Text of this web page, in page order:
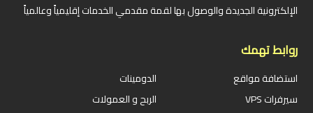
الإلكترونية الجديدة والوصول بها لقمة مقدمي الخدمات إقليمياً وعالمياً
روابط تهمك
استضافة مواقع
سيرفرات VPS
الدومينات
الربح و العمولات